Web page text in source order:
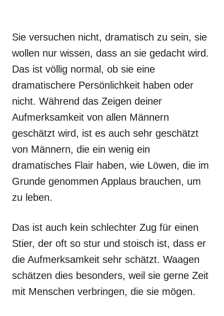
Sie versuchen nicht, dramatisch zu sein, sie
wollen nur wissen, dass an sie gedacht wird.
Das ist völlig normal, ob sie eine
dramatischere Persönlichkeit haben oder
nicht. Während das Zeigen deiner
Aufmerksamkeit von allen Männern
geschätzt wird, ist es auch sehr geschätzt
von Männern, die ein wenig ein
dramatisches Flair haben, wie Löwen, die im
Grunde genommen Applaus brauchen, um
zu leben.
Das ist auch kein schlechter Zug für einen
Stier, der oft so stur und stoisch ist, dass er
die Aufmerksamkeit sehr schätzt. Waagen
schätzen dies besonders, weil sie gerne Zeit
mit Menschen verbringen, die sie mögen.